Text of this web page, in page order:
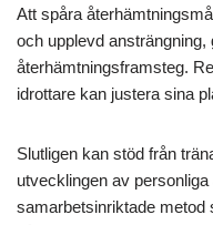
Hur kan
hållbar
Idrottare kan skapa en
integrera mentala
fysiska strategier. Att